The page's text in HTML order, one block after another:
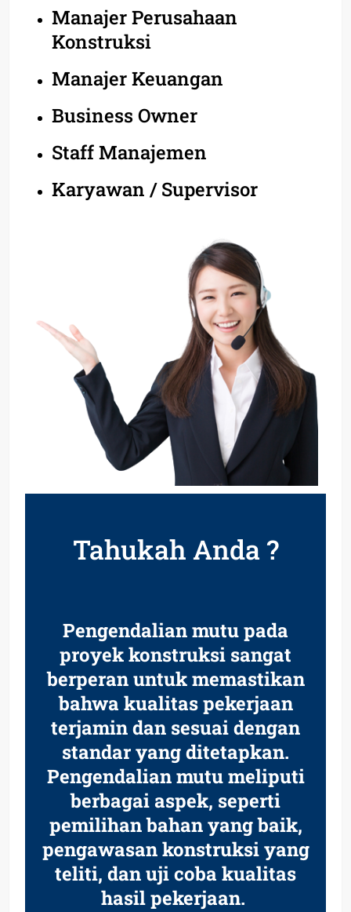
Manajer Perusahaan
Konstruksi
Manajer Keuangan
Business Owner
Staff Manajemen
Karyawan / Supervisor
Tahukah Anda ?
Pengendalian mutu pada
proyek konstruksi sangat
berperan untuk memastikan
bahwa kualitas pekerjaan
terjamin dan sesuai dengan
standar yang ditetapkan.
Pengendalian mutu meliputi
berbagai aspek, seperti
pemilihan bahan yang baik,
pengawasan konstruksi yang
teliti, dan uji coba kualitas
hasil pekerjaan.